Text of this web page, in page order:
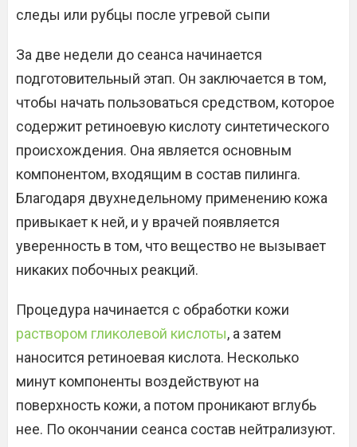
следы или рубцы после угревой сыпи
За две недели до сеанса начинается
подготовительный этап. Он заключается в том,
чтобы начать пользоваться средством, которое
содержит ретиноевую кислоту синтетического
происхождения. Она является основным
компонентом, входящим в состав пилинга.
Благодаря двухнедельному применению кожа
привыкает к ней, и у врачей появляется
уверенность в том, что вещество не вызывает
никаких побочных реакций.
Процедура начинается с обработки кожи
раствором гликолевой кислоты, а затем
наносится ретиноевая кислота. Несколько
минут компоненты воздействуют на
поверхность кожи, а потом проникают вглубь
нее. По окончании сеанса состав нейтрализуют.